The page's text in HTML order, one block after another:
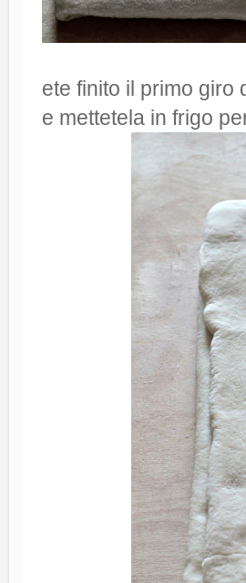
ete finito il primo giro
e mettetela in frigo